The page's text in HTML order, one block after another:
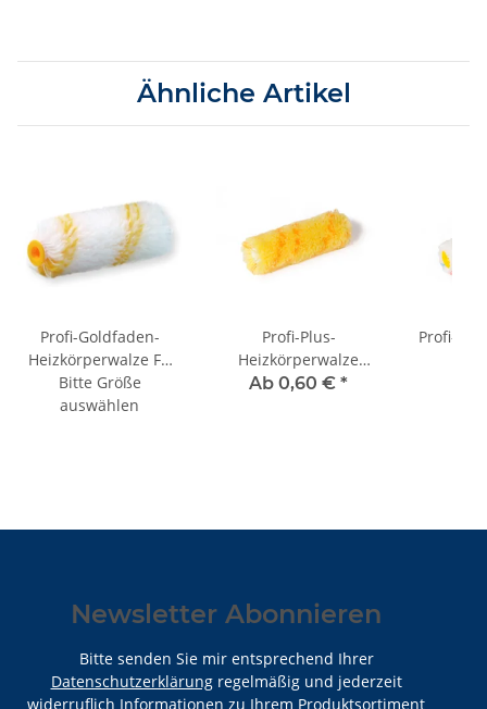
Ähnliche Artikel
Profi-Goldfaden-
Heizkörperwalze FH
12mm
Bitte Größe
auswählen
Profi-Plus-
Heizkörperwalze
"Sandstreif" FH 12mm
Ab 0,60 € *
Profi-
Newsletter Abonnieren
Bitte senden Sie mir entsprechend Ihrer
Datenschutzerklärungregelmäßig und jederzeit
widerruflich Informationen zu Ihrem Produktsortiment